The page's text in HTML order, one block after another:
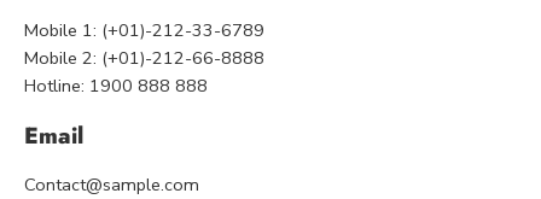
Mobile 1: (+01)-212-33-6789
Mobile 2: (+01)-212-66-8888
Hotline: 1900 888 888
Email
Contact@sample.com